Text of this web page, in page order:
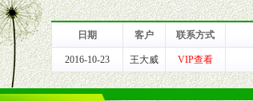
销商利益，不得窜货。
支持
拓展能手、专业营养师、儿童营养专家为客户
日期 客户 联系方式
2016-10-23 王大威 VIP查看